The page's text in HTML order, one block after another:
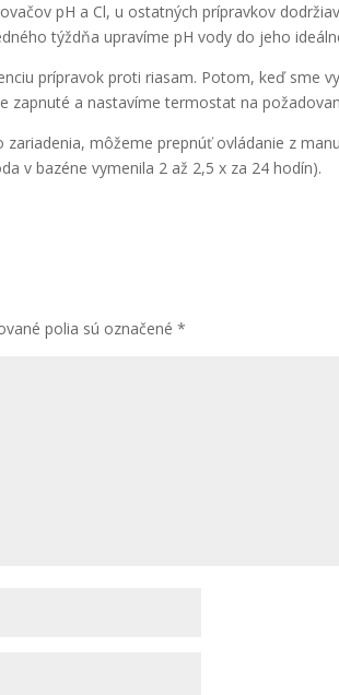
pH a Cl, u ostatných prípravkov
týždňa upravíme pH vody do jeho
prípravok proti riasam. Potom, keď sme
zapnuté a nastavíme termostat na
môžeme prepnúť ovládanie z
v bazéne vymenila 2 až 2,5 x za 24 hodín).
polia sú označené*